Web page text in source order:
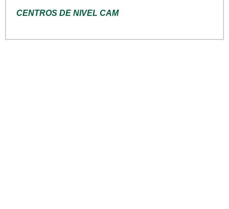
CENTROS DE NIVEL CAM